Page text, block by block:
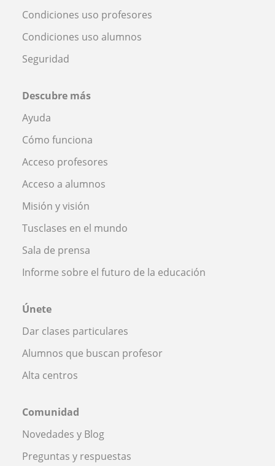
Condiciones uso profesores
Condiciones uso alumnos
Seguridad
Descubre más
Ayuda
Cómo funciona
Acceso profesores
Acceso a alumnos
Misión y visión
Tusclases en el mundo
Sala de prensa
Informe sobre el futuro de la educación
Únete
Dar clases particulares
Alumnos que buscan profesor
Alta centros
Comunidad
Novedades y Blog
Preguntas y respuestas